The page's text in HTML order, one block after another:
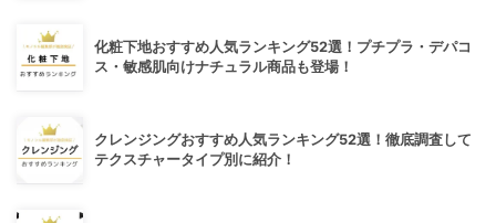
化粧下地おすすめ人気ランキング52選！プチプラ・デパコ
ス・敏感肌向けナチュラル商品も登場！
クレンジングおすすめ人気ランキング52選！徹底調査して
テクスチャータイプ別に紹介！